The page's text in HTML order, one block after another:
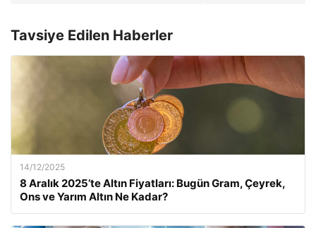
Tavsiye Edilen Haberler
14/12/2025
8 Aralık 2025’te Altın Fiyatları: Bugün Gram, Çeyrek,
Ons ve Yarım Altın Ne Kadar?